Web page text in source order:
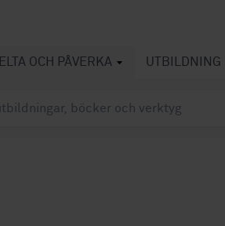
OCH PÅVERKA UTBILDNING